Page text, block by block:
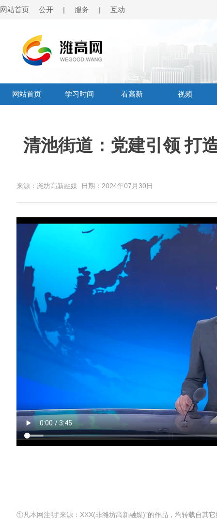
网站首页 公开 | 服务 | 互动
网站首页 学习时间 看高新 视频
清池街道：党建引领 打
来源：潍坊高新融媒 日期：2024年07月30日
①凡本网注明“来源：XXX(非潍坊高新融媒)”的作品，均转载自其